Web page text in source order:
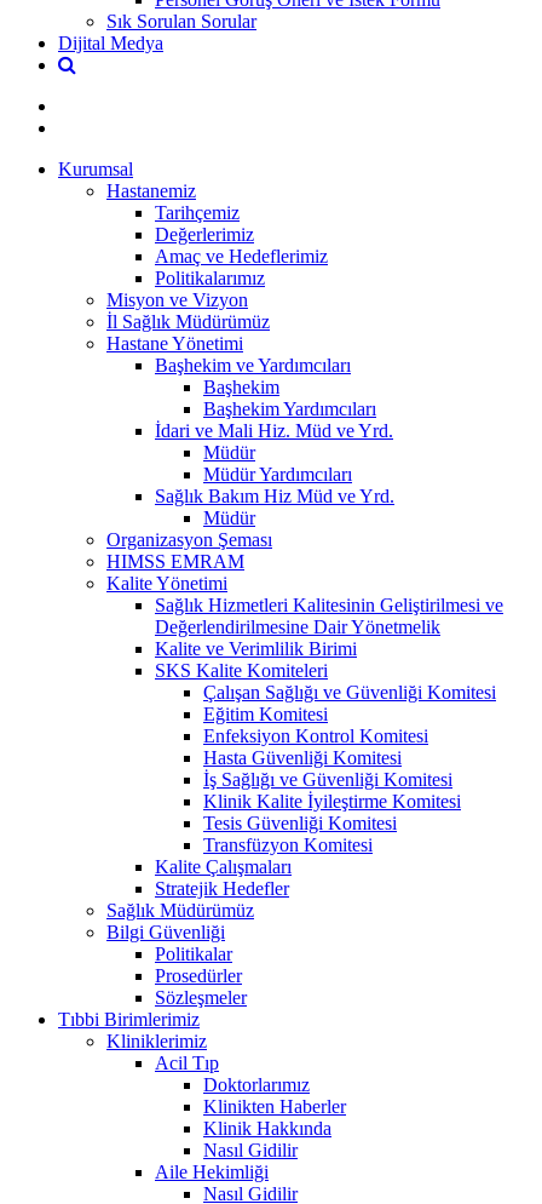
Sık Sorulan Sorular
Dijital Medya
Kurumsal
Hastanemiz
Tarihçemiz
Değerlerimiz
Amaç ve Hedeflerimiz
Politikalarımız
Misyon ve Vizyon
İl Sağlık Müdürümüz
Hastane Yönetimi
Başhekim ve Yardımcıları
Başhekim
Başhekim Yardımcıları
İdari ve Mali Hiz. Müd ve Yrd.
Müdür
Müdür Yardımcıları
Sağlık Bakım Hiz Müd ve Yrd.
Müdür
Organizasyon Şeması
HIMSS EMRAM
Kalite Yönetimi
Sağlık Hizmetleri Kalitesinin Geliştirilmesi ve
Değerlendirilmesine Dair Yönetmelik
Kalite ve Verimlilik Birimi
SKS Kalite Komiteleri
Çalışan Sağlığı ve Güvenliği Komitesi
Eğitim Komitesi
Enfeksiyon Kontrol Komitesi
Hasta Güvenliği Komitesi
İş Sağlığı ve Güvenliği Komitesi
Klinik Kalite İyileştirme Komitesi
Tesis Güvenliği Komitesi
Transfüzyon Komitesi
Kalite Çalışmaları
Stratejik Hedefler
Sağlık Müdürümüz
Bilgi Güvenliği
Politikalar
Prosedürler
Sözleşmeler
Tıbbi Birimlerimiz
Kliniklerimiz
Acil Tıp
Doktorlarımız
Klinikten Haberler
Klinik Hakkında
Nasıl Gidilir
Aile Hekimliği
Nasıl Gidilir